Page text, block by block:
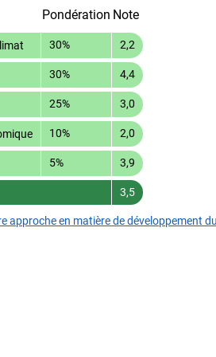
Pondération Note
30% 2,2
30% 4,4
25% 3,0
10% 2,0
5% 3,9
3,5
approche en matière de développement